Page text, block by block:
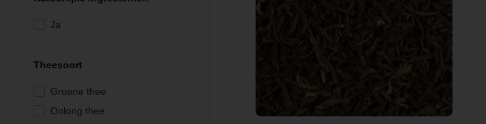
Ja
Theesoort
Groene thee
Oolong thee